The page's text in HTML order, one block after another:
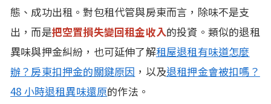
態、成功出租。對包租代管與房東而言，除味不是支
出，而是把空置損失變回租金收入的投資。類似的退租
異味與押金糾紛，也可延伸了解租屋退租有味道怎麼
辦？房東扣押金的關鍵原因 ，以及退租押金會被扣嗎？
48 小時退租異味還原的作法。